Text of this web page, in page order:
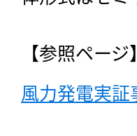
【参照ページ】
風力発電実